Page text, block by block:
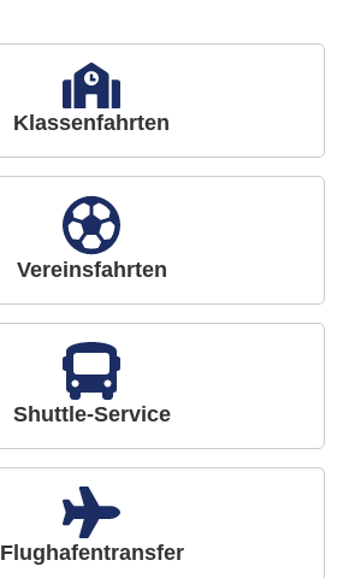
Klassenfahrten
Vereinsfahrten
Shuttle-Service
Flughafentransfer